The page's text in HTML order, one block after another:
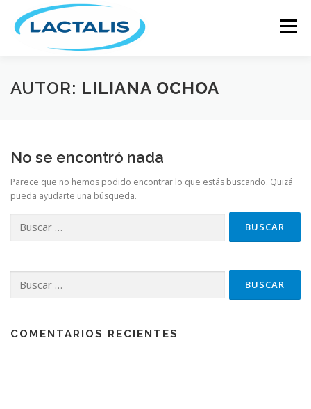
Menú
INICIO GRUPO LACTALIS
RECETARIO ÚNETE A NUESTRO EQUIPO
AUTOR: LILIANA OCHOA
No se encontró nada
Parece que no hemos podido encontrar lo que estás buscando. Quizá
pueda ayudarte una búsqueda.
COMENTARIOS RECIENTES